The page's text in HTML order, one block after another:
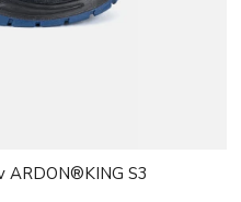
ARDON®KING S3